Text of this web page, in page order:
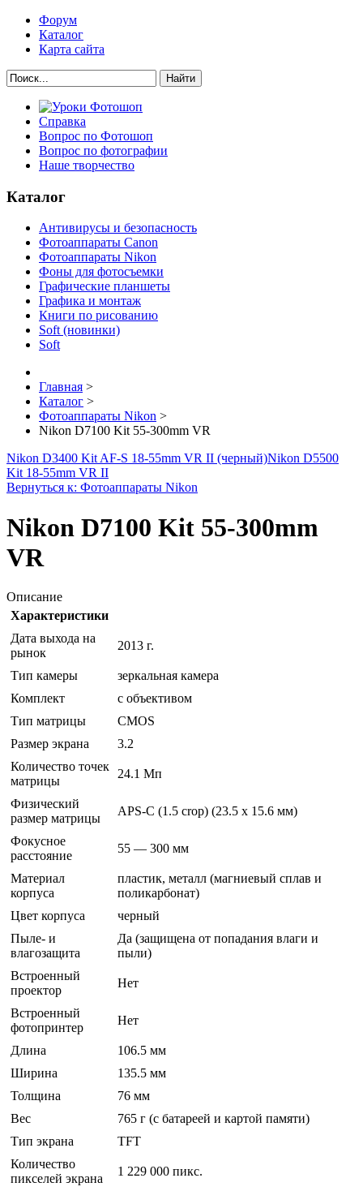
Форум
Каталог
Карта сайта
Найти
Справка
Вопрос по Фотошоп
Вопрос по фотографии
Наше творчество
Каталог
Антивирусы и безопасность
Фотоаппараты Canon
Фотоаппараты Nikon
Фоны для фотосъемки
Графические планшеты
Графика и монтаж
Книги по рисованию
Soft (новинки)
Soft
Главная >
Каталог >
Фотоаппараты Nikon >
Nikon D7100 Kit 55-300mm VR
Nikon D3400 Kit AF-S 18-55mm VR II (черный)Nikon D5500
Kit 18-55mm VR II
Вернуться к: Фотоаппараты Nikon
Nikon D7100 Kit 55-300mm
VR
Описание
Характеристики
Дата выхода на
рынок
2013 г.
Тип камеры
зеркальная камера
Комплект
с объективом
Тип матрицы
CMOS
Размер экрана
3.2
Количество точек
матрицы
24.1 Мп
Физический
размер матрицы
APS-C (1.5 crop) (23.5 x 15.6 мм)
Фокусное
расстояние
55 — 300 мм
Материал
корпуса
пластик, металл (магниевый сплав и
поликарбонат)
Цвет корпуса
черный
Пыле- и
влагозащита
Да (защищена от попадания влаги и
пыли)
Встроенный
проектор
Нет
Встроенный
фотопринтер
Нет
Длина
106.5 мм
Ширина
135.5 мм
Толщина
76 мм
Вес
765 г (с батареей и картой памяти)
Тип экрана
TFT
Количество
пикселей экрана
1 229 000 пикс.